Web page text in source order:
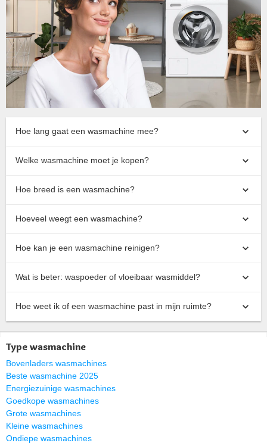
Hoe lang gaat een wasmachine mee?
Welke wasmachine moet je kopen?
Hoe breed is een wasmachine?
Hoeveel weegt een wasmachine?
Hoe kan je een wasmachine reinigen?
Wat is beter: waspoeder of vloeibaar wasmiddel?
Hoe weet ik of een wasmachine past in mijn ruimte?
Type wasmachine
Bovenladers wasmachines
Beste wasmachine 2025
Energiezuinige wasmachines
Goedkope wasmachines
Grote wasmachines
Kleine wasmachines
Ondiepe wasmachines